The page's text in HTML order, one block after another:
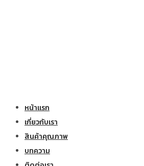
หน้าแรก
เกี่ยวกับเรา
สินค้าคุณภาพ
บทความ